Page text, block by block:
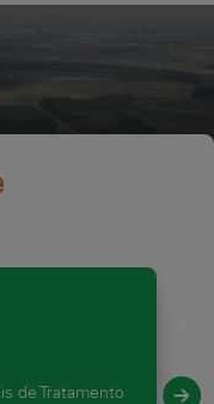
de Tratamento